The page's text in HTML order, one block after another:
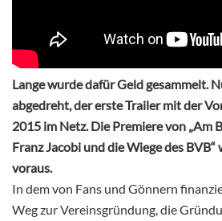
Lange wurde dafür Geld gesammelt.
abgedreht, der erste Trailer mit der
2015 im Netz. Die Premiere von „Am
Franz Jacobi und die Wiege des
voraus.
In dem von Fans und Gönnern
Weg zur Vereinsgründung, die